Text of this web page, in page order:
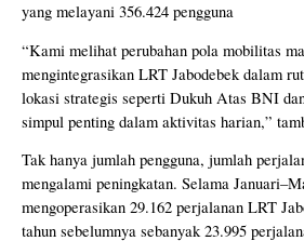
yang melayani 356.424 pengguna
“Kami melihat perubahan pola mobilitas
mengintegrasikan LRT Jabodebek dalam
lokasi strategis seperti Dukuh Atas BNI
simpul penting dalam aktivitas harian,”
Tak hanya jumlah pengguna, jumlah
mengalami peningkatan. Selama
mengoperasikan 29.162 perjalanan LRT
tahun sebelumnya sebanyak 23.995